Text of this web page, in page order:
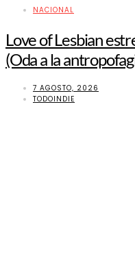
NACIONAL
Love of Lesbian
(Oda a la
7 AGOSTO, 2026
TODOINDIE